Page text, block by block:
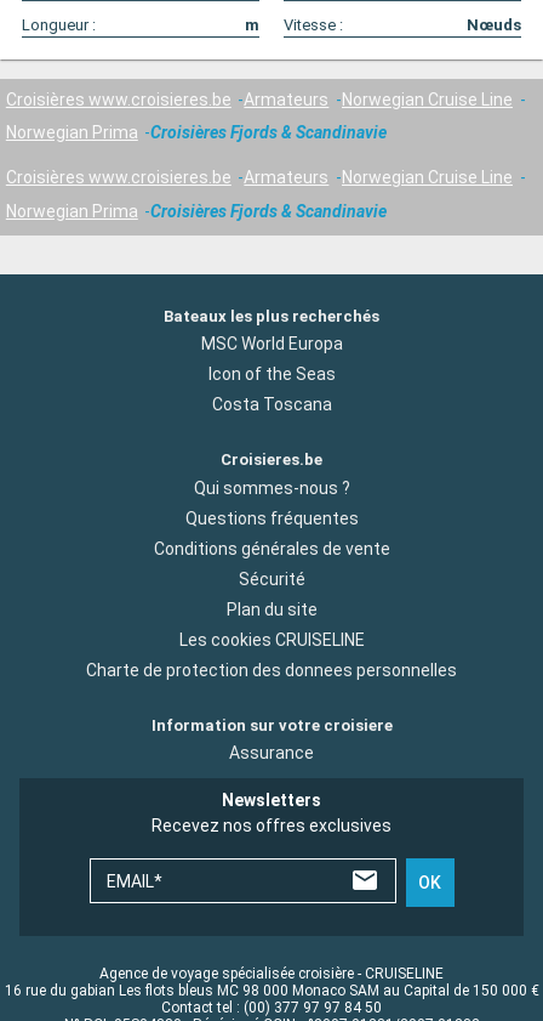
Longueur :
m Vitesse : Nœuds
Croisières www.croisieres.be Armateurs
Norwegian Cruise Line
Norwegian Prima
Croisières Fjords & Scandinavie
Croisières www.croisieres.be Armateurs
Norwegian Cruise Line
Norwegian Prima
Croisières Fjords & Scandinavie
Bateaux les plus recherchés
MSC World Europa
Icon of the Seas
Costa Toscana
Croisieres.be
Qui sommes-nous ?
Questions fréquentes
Conditions générales de vente
Sécurité
Plan du site
Les cookies CRUISELINE
Charte de protection des donnees personnelles
Information sur votre croisiere
Assurance
Newsletters
Recevez nos offres exclusives
EMAIL* OK
Agence de voyage spécialisée croisière - CRUISELINE
16 rue du gabian Les flots bleus MC 98 000 Monaco SAM au Capital de 150 000 €
Contact tel : (00) 377 97 97 84 50